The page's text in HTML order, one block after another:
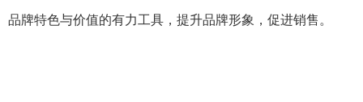
品牌特色与价值的有力工具，提升品牌形象，促进销售。